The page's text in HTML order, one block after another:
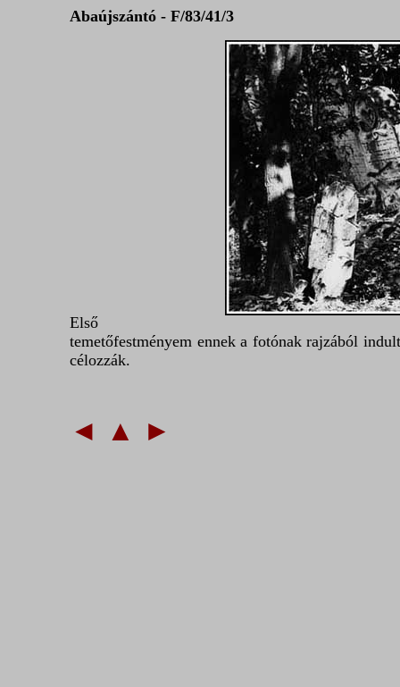
Abaújszántó - F/83/41/3
Első
temetőfestményem ennek a fotónak rajzából
célozzák.
◄ ▲ ►